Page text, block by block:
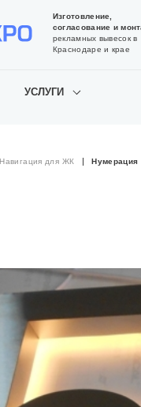
Изготовление,
согласование и
рекламных вывесок в
Краснодаре и крае
УСЛУГИ
Навигация для ЖК Нумерация